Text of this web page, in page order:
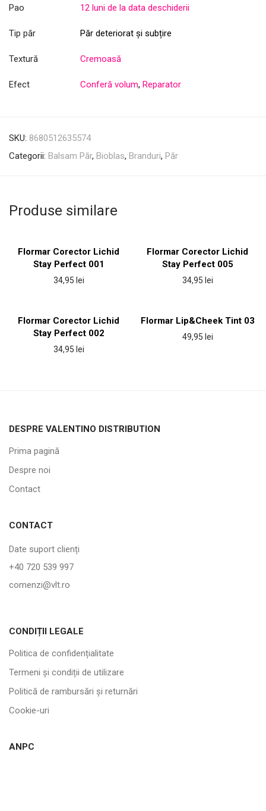
Pao 12 luni de la data deschiderii
Tip păr Păr deteriorat și subțire
Textură Cremoasă
Efect Conferă volum, Reparator
SKU: 8680512635574
Categorii: Balsam Păr, Bioblas, Branduri, Păr
Produse similare
Flormar Corector Lichid
Stay Perfect 001
34,95 lei
Flormar Corector Lichid
Stay Perfect 005
34,95 lei
Flormar Corector Lichid
Stay Perfect 002
34,95 lei
Flormar Lip&Cheek Tint 03
49,95 lei
DESPRE VALENTINO DISTRIBUTION
Prima pagină
Despre noi
Contact
CONTACT
Date suport clienți
+40 720 539 997
comenzi@vlt.ro
CONDIȚII LEGALE
Politica de confidențialitate
Termeni și condiții de utilizare
Politică de rambursări și returnări
Cookie-uri
ANPC